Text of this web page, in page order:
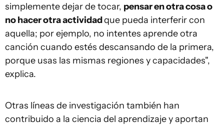
simplemente dejar de tocar, pensar en otra cosa o
no hacer otra actividadque pueda interferir con
aquella; por ejemplo, no intentes aprende otra
canción cuando estés descansando de la primera,
porque usas las mismas regiones y capacidades",
explica.
Otras líneas de investigación también han
contribuido a la ciencia del aprendizaje y aportan